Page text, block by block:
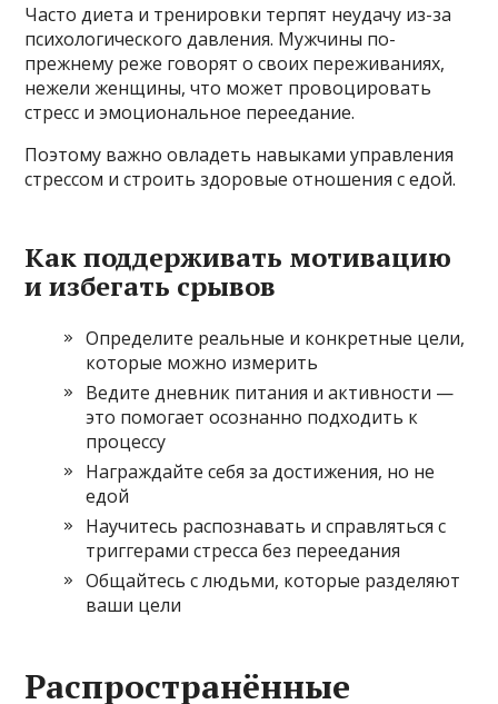
Часто диета и тренировки терпят неудачу из-за
психологического давления. Мужчины по-
прежнему реже говорят о своих переживаниях,
нежели женщины, что может провоцировать
стресс и эмоциональное переедание.
Поэтому важно овладеть навыками управления
стрессом и строить здоровые отношения с едой.
Как поддерживать мотивацию
и избегать срывов
Определите реальные и конкретные цели,
которые можно измерить
Ведите дневник питания и активности —
это помогает осознанно подходить к
процессу
Награждайте себя за достижения, но не
едой
Научитесь распознавать и справляться с
триггерами стресса без переедания
Общайтесь с людьми, которые разделяют
ваши цели
Распространённые